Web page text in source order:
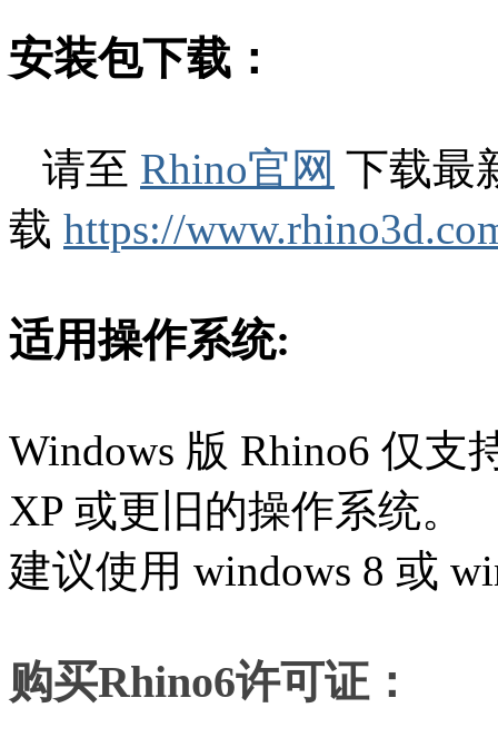
安装包下载：
请至 Rhino官网 下载最
载 https://
适用操作系统:
Windows 版 Rhino6 仅支
XP 或更旧的操作系统。
建议使用 windows 8 或
购买Rhino6许可证：